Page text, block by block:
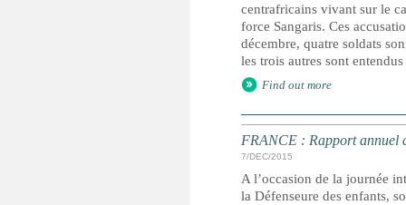
centrafricains vivant sur le
force Sangaris. Ces
décembre, quatre soldats
les trois autres sont
Find out more
FRANCE : Rapport annuel
7/DEC/2015
A l’occasion de la journée
la Défenseure des enfants,